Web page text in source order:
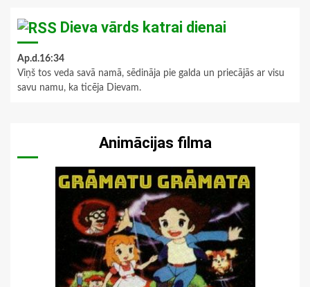
Dieva vārds katrai dienai
Ap.d.16:34
Viņš tos veda savā namā, sēdināja pie galda un priecājās ar visu
savu namu, ka ticēja Dievam.
Animācijas filma